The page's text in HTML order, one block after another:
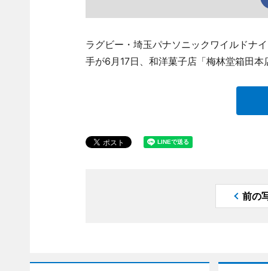
ラグビー・埼玉パナソニックワイルドナ
手が6月17日、和洋菓子店「梅林堂箱田
前の